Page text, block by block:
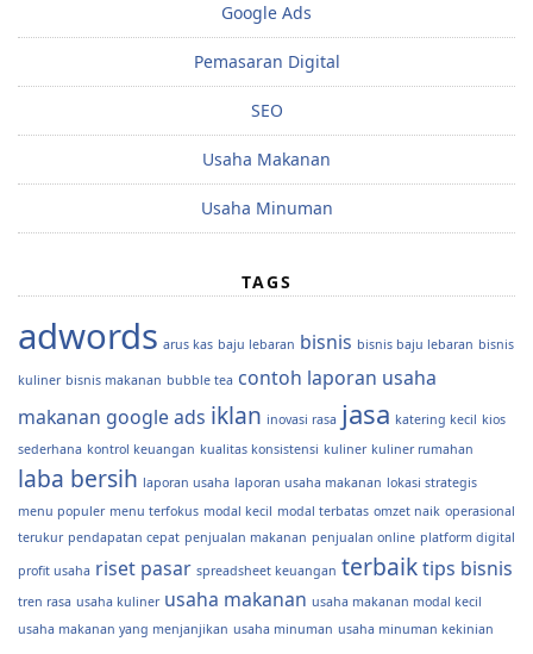
Google Ads
Pemasaran Digital
SEO
Usaha Makanan
Usaha Minuman
TAGS
adwords arus kas baju lebaran bisnis bisnis baju lebaran bisnis
kuliner bisnis makanan bubble tea contoh laporan usaha
makanan google ads iklan inovasi rasa jasa katering kecil kios
sederhana kontrol keuangan kualitas konsistensi kuliner kuliner rumahan
laba bersih laporan usaha laporan usaha makanan lokasi strategis
menu populer menu terfokus modal kecil modal terbatas omzet naik operasional
terukur pendapatan cepat penjualan makanan penjualan online platform digital
profit usaha riset pasar spreadsheet keuangan terbaiktips bisnis
tren rasa usaha kuliner usaha makanan usaha makanan modal kecil
usaha makanan yang menjanjikan usaha minuman usaha minuman kekinian